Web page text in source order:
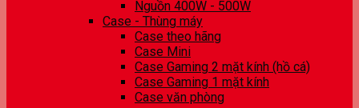
Nguồn 400W - 500W
Case - Thùng máy
Case theo hãng
Case Mini
Case Gaming 2 mặt kính (hồ cá)
Case Gaming 1 mặt kính
Case văn phòng